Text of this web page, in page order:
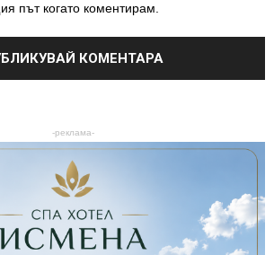
път когато коментирам.
-реклама-